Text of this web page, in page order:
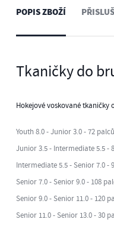
POPIS ZBOŽÍ
Tkaničky do
Hokejové voskované
Youth 8.0 - Junior 3.0 - 72
Junior 3.5 - Intermediate 5.5 -
Intermediate 5.5 - Senior 7.0 -
Senior 7.0 - Senior 9.0 - 108
Senior 9.0 - Senior 11.0 - 120
Senior 11.0 - Senior 13.0 - 30